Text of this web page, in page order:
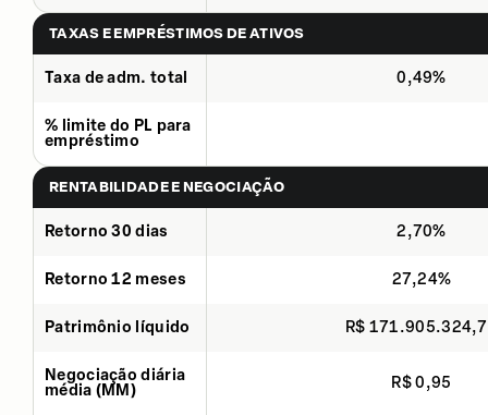
TAXAS E EMPRÉSTIMOS DE ATIVOS
Taxa de adm. total 0,49%
% limite do PL para
empréstimo
RENTABILIDADE E NEGOCIAÇÃO
Retorno 30 dias 2,70%
Retorno 12 meses 27,24%
Patrimônio líquido R$
Negociação diária
média (MM)
R$ 0,95